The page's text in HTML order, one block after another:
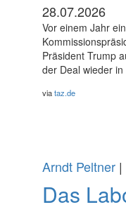
28.07.2026
Vor einem Jahr
Präsident Trump
der Deal wieder in
viataz.de
Arndt Peltner |
Das